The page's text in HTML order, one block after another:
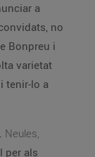
a
no
Bonpreu i
varietat
tenir-lo a
Neules,
per als